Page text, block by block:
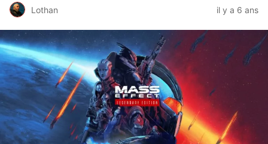
Lothan il y a 6 ans